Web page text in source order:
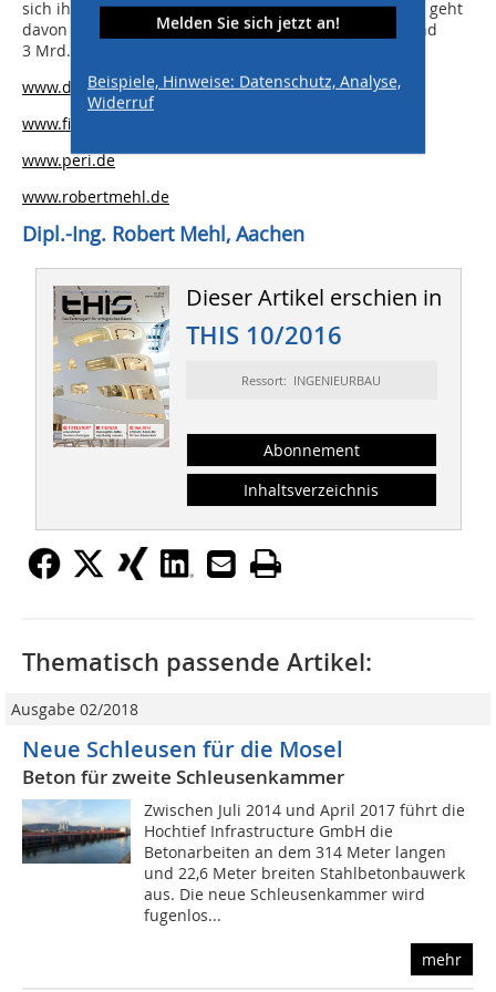
sich ihre Kapazitäten und die Panama Canal Authority geht
davon aus, dass die künftigen Einnahmen sich auf rund
3 Mrd. Dollar pro Jahr belaufen werden.
www.dorner.at
www.fischer.de
www.peri.de
www.robertmehl.de
Dipl.-Ing. Robert Mehl, Aachen
Dieser Artikel erschien in
THIS 10/2016
Ressort: INGENIEURBAU
Abonnement
Inhaltsverzeichnis
Melden Sie sich jetzt an!
Beispiele, Hinweise: Datenschutz, Analyse,
Widerruf
Thematisch passende Artikel:
Ausgabe 02/2018
Neue Schleusen für die Mosel
Beton für zweite Schleusenkammer
Zwischen Juli 2014 und April 2017 führt die
Hochtief Infrastructure GmbH die
Betonarbeiten an dem 314 Meter langen
und 22,6 Meter breiten Stahlbetonbauwerk
aus. Die neue Schleusenkammer wird
fugenlos...
mehr